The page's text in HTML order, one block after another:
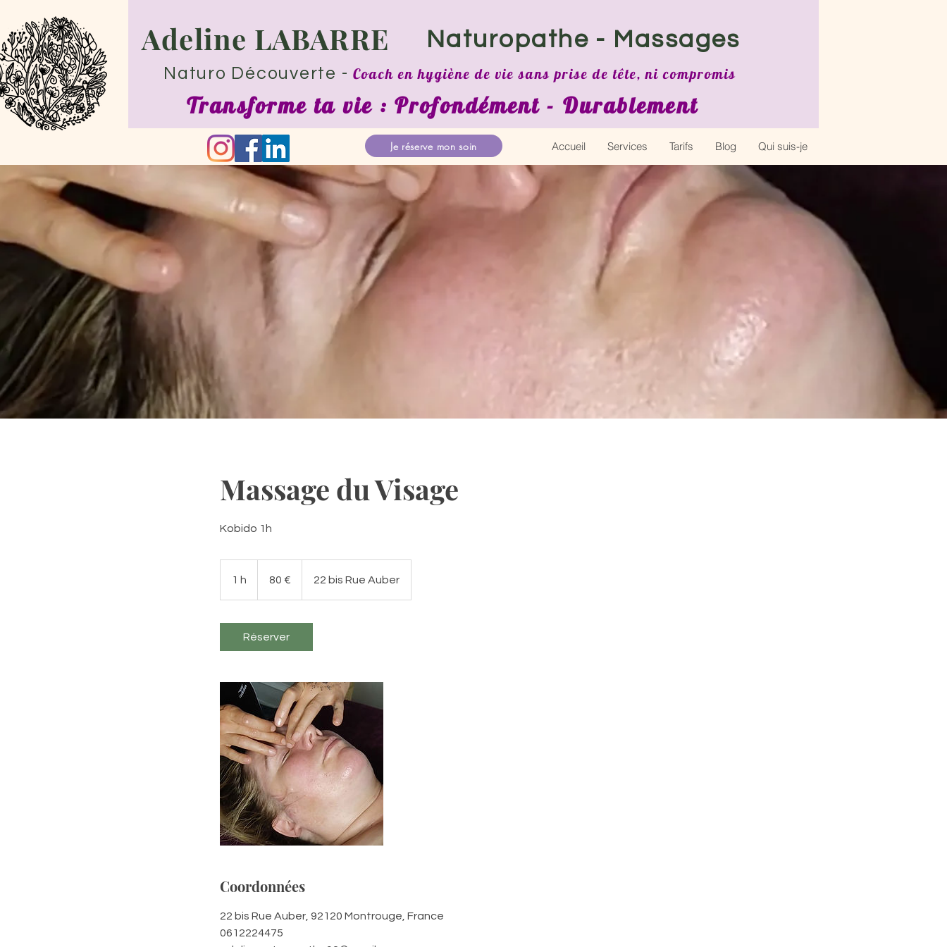
Adeline LABARRE Naturopathe - M assages
Naturo Découverte - Coach en hygiène de vie sans prise de tête, ni compromis
Transforme ta vie : Profondément - Durablement
Je réserve mon soin Accueil Services Tarifs Blog Qui suis-je
Massage du Visage
Kobido 1h
1 h 80 € 22 bis Rue Auber
Réserver
Coordonnées
22 bis Rue Auber, 92120 Montrouge, France
0612224475